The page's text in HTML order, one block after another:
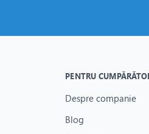
electrice, cum ar fi
de automatizare, în medii
îndelungată, cu întreținere
PENTRU
Despre companie
Blog